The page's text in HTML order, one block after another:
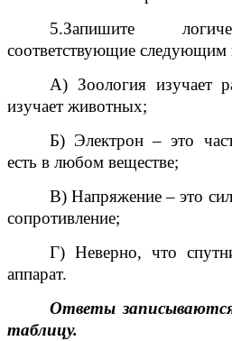
5.Запишите
соответствующие следующим
А) Зоология изучает
изучает животных;
Б) Электрон – это
есть в любом веществе;
В) Напряжение – это
сопротивление;
Г) Неверно, что
аппарат.
Ответы
таблицу.